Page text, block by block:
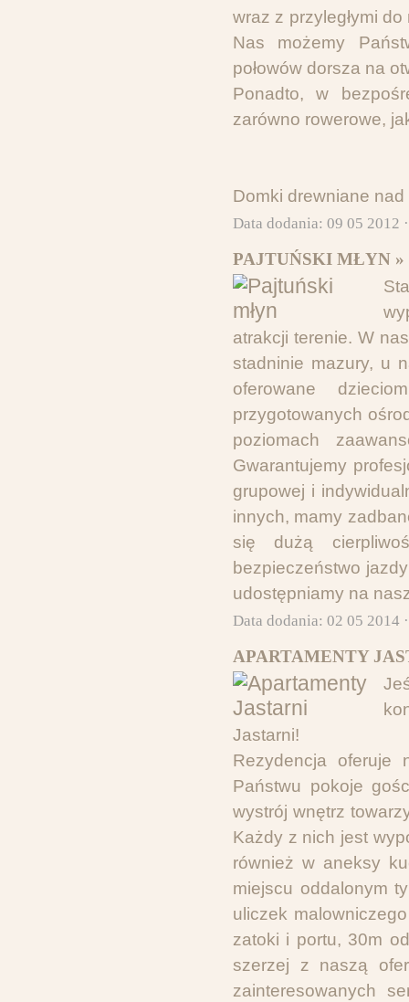
wraz z przyległymi
Nas możemy
połowów dorsza na
Ponadto, w
zarówno rowerowe,
Domki drewniane
Data dodania: 09 05 2012
PAJTUŃSKI MŁYN »
atrakcji terenie. W
stadninie mazury, u
oferowane
przygotowanych
poziomach
Gwarantujemy
grupowej i
innych, mamy
się dużą
bezpieczeństwo
udostępniamy na
Data dodania: 02 05 2014
APARTAMENTY
Jastarni!
Rezydencja oferuje
Państwu pokoje
wystrój wnętrz
Każdy z nich jest
również w aneksy
miejscu oddalonym
uliczek
zatoki i portu, 30m
szerzej z naszą
zainteresowanych